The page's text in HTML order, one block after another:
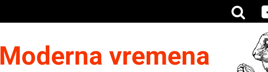
Moderna vremena